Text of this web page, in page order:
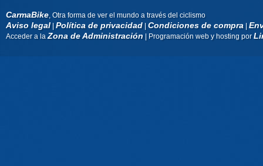
CarmaBike, Otra forma de ver el mundo a través del ciclismo
Aviso legal|Política de privacidad|Condiciones de compra|
Acceder a la Zona de Administración| Programación web y hosting por